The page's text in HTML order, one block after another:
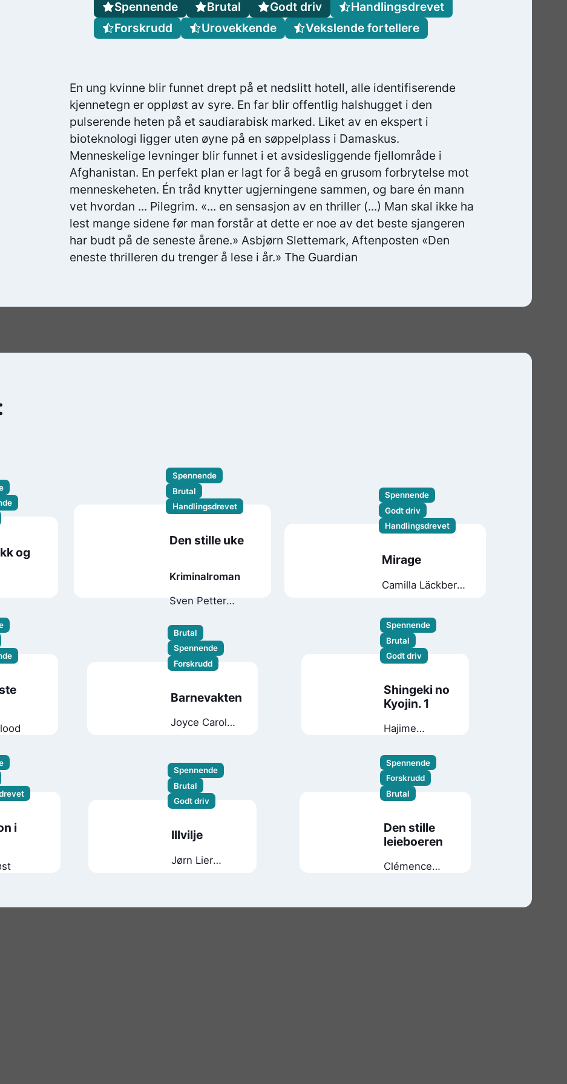
En ung kvinne blir funnet drept på et nedslitt hotell, alle identifiserende
kjennetegn er oppløst av syre. En far blir offentlig halshugget i den
pulserende heten på et saudiarabisk marked. Liket av en ekspert i
bioteknologi ligger uten øyne på en søppelplass i Damaskus.
Menneskelige levninger blir funnet i et avsidesliggende fjellområde i
Afghanistan. En perfekt plan er lagt for å begå en grusom forbrytelse mot
menneskeheten. Én tråd knytter ugjerningene sammen, og bare én mann
vet hvordan ... Pilegrim. «... en sensasjon av en thriller (...) Man skal ikke ha
lest mange sidene før man forstår at dette er noe av det beste sjangeren
har budt på de seneste årene.» Asbjørn Slettemark, Aftenposten «Den
eneste thrilleren du trenger å lese i år.» The Guardian
Spennende Brutal Godt driv
Handlingsdrevet
Forskrudd
Urovekkende Vekslende fortellere
og
Spennende
Brutal
Handlingsdrevet
Den stille uke
Kriminalroman
Sven Petter
Spennende
Godt driv
Handlingsdrevet
Mirage
Camilla Läckberg
Brutal
Spennende
Forskrudd
Barnevakten
Joyce Carol
Spennende
Brutal
Godt driv
Shingeki no
Kyojin. 1
Hajime
i
Spennende
Brutal
Godt driv
Illvilje
Jørn Lier
Spennende
Forskrudd
Brutal
Den stille
leieboeren
Clémence